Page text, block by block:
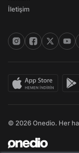
İletişim
© 2026 Onedio. Her